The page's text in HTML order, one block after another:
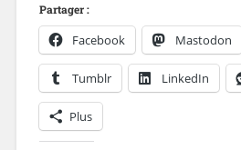
Partager :
Facebook Mastodon
Tumblr LinkedIn
Plus